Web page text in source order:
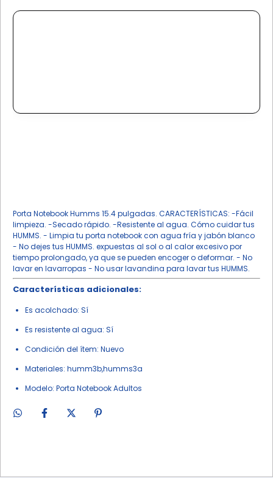
Porta Notebook Humms 15.4 pulgadas. CARACTERÍSTICAS: -Fácil
limpieza. -Secado rápido. -Resistente al agua. Cómo cuidar tus
HUMMS. - Limpia tu porta notebook con agua fría y jabón blanco
- No dejes tus HUMMS. expuestas al sol o al calor excesivo por
tiempo prolongado, ya que se pueden encoger o deformar. - No
lavar en lavarropas - No usar lavandina para lavar tus HUMMS.
Características adicionales:
Es acolchado: Sí
Es resistente al agua: Sí
Condición del ítem: Nuevo
Materiales: humm3b,humms3a
Modelo: Porta Notebook Adultos